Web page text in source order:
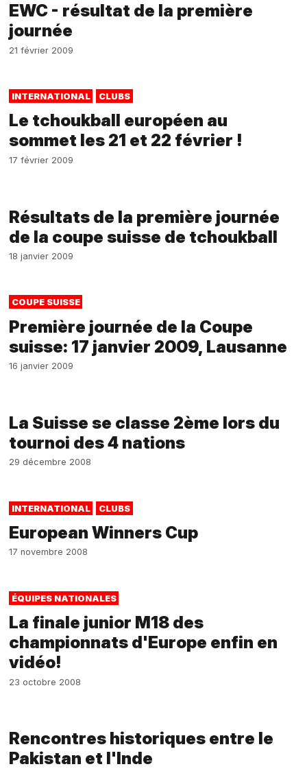
EWC - résultat de la première
journée
21 février 2009
INTERNATIONAL CLUBS
Le tchoukball européen au
sommet les 21 et 22 février !
17 février 2009
Résultats de la première journée
de la coupe suisse de tchoukball
18 janvier 2009
COUPE SUISSE
Première journée de la Coupe
suisse: 17 janvier 2009, Lausanne
16 janvier 2009
La Suisse se classe 2ème lors du
tournoi des 4 nations
29 décembre 2008
INTERNATIONAL CLUBS
European Winners Cup
17 novembre 2008
ÉQUIPES NATIONALES
La finale junior M18 des
championnats d'Europe enfin en
vidéo!
23 octobre 2008
Rencontres historiques entre le
Pakistan et l'Inde